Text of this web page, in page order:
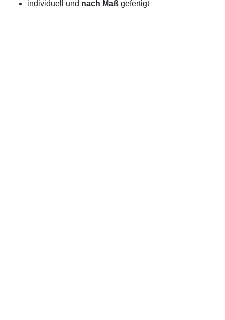
individuell und nach Maßgefertigt